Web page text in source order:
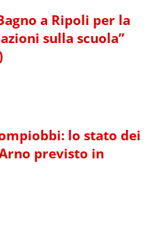
a Ripoli per la
sulla scuola”
lo stato dei
previsto in